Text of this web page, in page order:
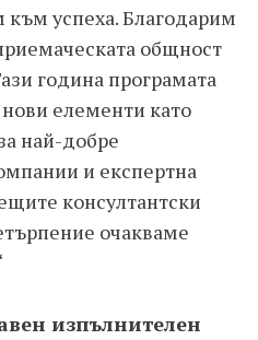
към успеха. Благодарим
общност
година програмата
елементи като
най-добре
и експертна
консултантски
очакваме
изпълнителен